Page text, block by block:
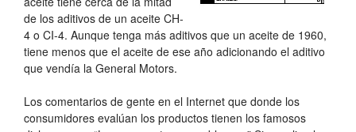
de los aditivos de un aceite CH-
4 o CI-4. Aunque tenga más aditivos que un aceite de 1960,
tiene menos que el aceite de ese año adicionando el aditivo
que vendía la General Motors.
Los comentarios de gente en el Internet que donde los
consumidores evalúan los productos tienen los famosos